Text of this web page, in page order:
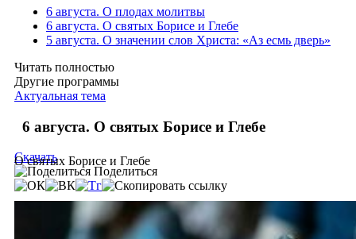
6 августа. О плодах молитвы
6 августа. О святых Борисе и Глебе
5 августа. О значении слов Христа: «Аз есмь дверь»
Читать полностью
Другие программы
Актуальная тема
6 августа. О святых Борисе и Глебе
О святых Борисе и Глебе
Скачать
Поделиться